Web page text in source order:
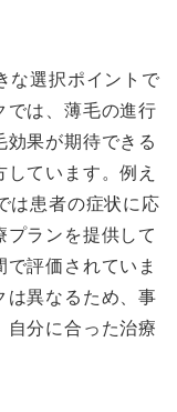
な選択ポイントで
では、薄毛の進行
効果が期待できる
しています。例え
は患者の症状に応
プランを提供して
評価されていま
は異なるため、事
自分に合った治療